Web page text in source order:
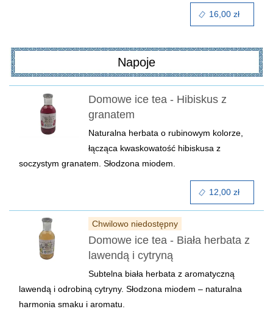
Napoje
Domowe ice tea - Hibiskus z
granatem
Naturalna herbata o rubinowym kolorze,
łącząca kwaskowatość hibiskusa z
soczystym granatem. Słodzona miodem.
Chwilowo niedostępny
Domowe ice tea - Biała herbata z
lawendą i cytryną
Subtelna biała herbata z aromatyczną
lawendą i odrobiną cytryny. Słodzona miodem – naturalna
harmonia smaku i aromatu.